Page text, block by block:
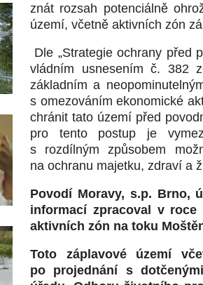
znát rozsah potenciálně
území, včetně aktivních zón
Dle „Strategie ochrany před
vládním usnesením č. 382
základním a
s omezováním ekonomické
chránit tato území před
pro tento postup je
s rozdílným způsobem
na ochranu majetku, zdraví a
Povodí Moravy, s.p. Brno,
informací zpracoval v roce
aktivních zón na toku
Toto záplavové území
po projednání s